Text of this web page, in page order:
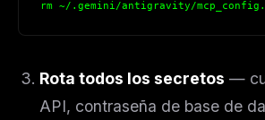
rm ~/.gemini/antigravity/
Rota todos los secretos —
API, contraseña de base de